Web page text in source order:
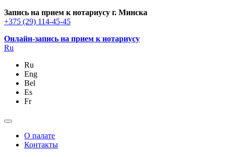
Запись на прием к нотариусу г. Минска
+375 (29) 114-45-45
Онлайн-запись на прием к нотариусу
Ru
Ru
Eng
Bel
Es
Fr
О палате
Контакты